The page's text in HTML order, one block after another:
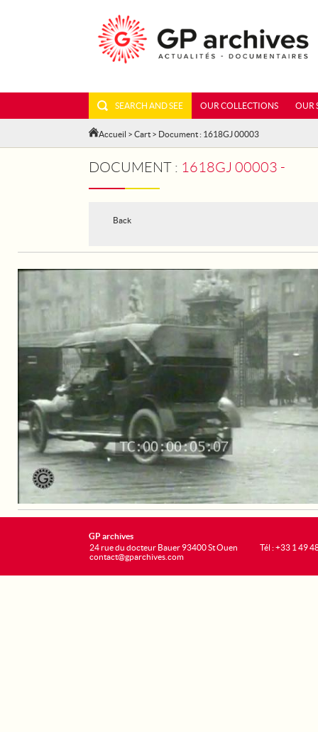
SEARCH AND SEE OUR COLLECTIONS OUR
Accueil > Cart > Document : 1618GJ 00003
DOCUMENT : 1618GJ 00003 -
Back
GP archives
24 rue du docteur Bauer 93400 St Ouen
contact@gparchives.com
Tél : +33 1 49